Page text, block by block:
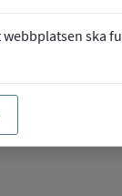
ska